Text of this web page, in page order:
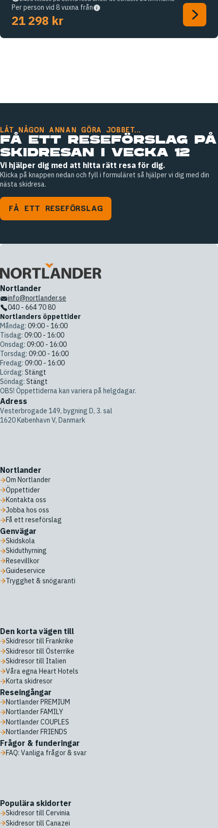
Per person vid 8 vuxna från
21 298 kr
LÅT NÅGON ANNAN GÖRA JOBBET...
FÅ ETT RESEFÖRSLAG PÅ
SKIDRESAN I VECKA 12
Vi hjälper dig med att hitta rätt resa för dig.
Klicka på knappen nedan och fyll i formuläret så hjälper vi dig med din
nästa skidresa.
FÅ ETT RESEFÖRSLAG
Nortlander
info@nortlander.se
040 - 664 70 80
Nortlanders öppettider
Måndag: 09:00 - 16:00
Tisdag: 09:00 - 16:00
Onsdag: 09:00 - 16:00
Torsdag: 09:00 - 16:00
Fredag: 09:00 - 16:00
Lördag: Stängt
Söndag: Stängt
OBS! Öppettiderna kan variera på helgdagar.
Adress
Vesterbrogade 149, bygning D, 3. sal
1620 København V, Danmark
Nortlander
Om Nortlander
Öppettider
Kontakta oss
Jobba hos oss
Få ett reseförslag
Genvägar
Skidskola
Skiduthyrning
Resevillkor
Guideservice
Trygghet & snögaranti
Den korta vägen till
Skidresor till Frankrike
Skidresor till Österrike
Skidresor till Italien
Våra egna Heart Hotels
Korta skidresor
Reseingångar
Nortlander PREMIUM
Nortlander FAMILY
Nortlander COUPLES
Nortlander FRIENDS
Frågor & funderingar
FAQ: Vanliga frågor & svar
Populära skidorter
Skidresor till Cervinia
Skidresor till Canazei